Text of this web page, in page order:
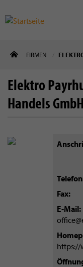
zum
FIRMEN
Elektro
Handels GmbH
Telefon
Fax
E-Mail
https://